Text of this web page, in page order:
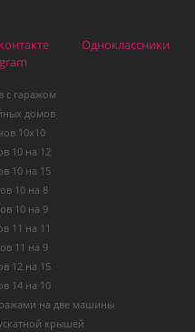
Одноклассники
с гаражом
домов
10х10
10 на 12
10 на 15
10 на 8
10 на 9
11 на 11
11 на 9
12 на 15
14 на 10
на две машины
крышей